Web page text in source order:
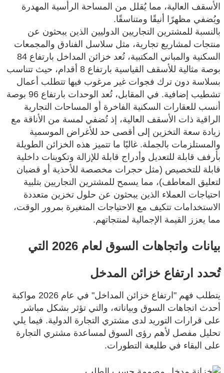
الأسقف العالية، مما يُقلل من المساحة الرأسية المهدرة
ويُضفي مظهرًا أنيقًا ومتناسقًا.
بالنسبة للمشترين التجاريين الدوليين الذين يبحثون عن
منتجات لمشاريع تجارية، مثل سلاسل الفنادق والمجمعات
السكنية والمباني المكتبية، تُعد خزائن المداخل بارتفاع 84
بوصة مثالية للأسقف القياسية بارتفاع 8 أقدام، حيث تتناسب
بسلاسة دون ترك فجوات غير مرغوب فيها تتطلب أعمال
تشطيب إضافية. في المقابل، تُعد الوحدات بارتفاع 96 بوصة
أنسب للعقارات السكنية الفاخرة أو المساحات التجارية
الراقية ذات الأسقف العالية، إذ تُضفي لمسة من الأناقة مع
زيادة سعة التخزين إلى أقصى حد للأغراض الموسمية
والمستلزمات بالجملة. غالبًا ما تتميز هذه الخزائن الطويلة
بأرفف قابلة للتعديل وأدراج قابلة للإزالة وتكوينات داخلية
قابلة للتخصيص (مثل حجرات مخصصة للأحذية أو قضبان
لتعليق المعاطف)، مما يسمح للمشترين التجاريين بتلبية
احتياجات العملاء الذين يبحثون عن حلول تخزين متعددة
الاستخدامات تتكيف مع الاحتياجات المتغيرة بمرور الوقت،
مما يعزز القيمة الإجمالية لمنتجاتهم.
بيانات واتجاهات السوق لعام 2026 التي
تُحدد ارتفاع خزائن المدخل
يتطلب فهم "ارتفاع خزائن المداخل" في عام 2026 مواكبة
أحدث اتجاهات السوق وبياناته، والتي تؤثر بشكل مباشر
على قرارات التوريد لدى مشتري التجارة الدولية. فيما يلي
تحليل مفصل لأهم رؤى السوق لمساعدة مشتري التجارة
على البقاء في طليعة التطورات.